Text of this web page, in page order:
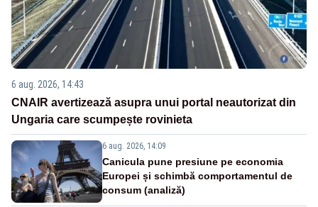
6 aug. 2026, 14:43
CNAIR avertizează asupra unui portal neautorizat din
Ungaria care scumpește rovinieta
6 aug. 2026, 14:09
Canicula pune presiune pe economia
Europei și schimbă comportamentul de
consum (analiză)